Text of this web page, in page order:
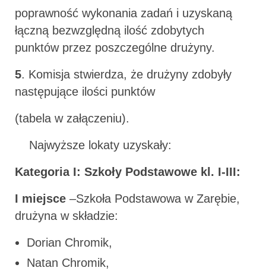
poprawność wykonania zadań i uzyskaną
łączną bezwzględną ilość zdobytych
punktów przez poszczególne drużyny.
5. Komisja stwierdza, że drużyny zdobyły
następujące ilości punktów
(tabela w załączeniu).
Najwyższe lokaty uzyskały:
Kategoria I: Szkoły Podstawowe kl. I-III:
I miejsce –Szkoła Podstawowa w Zarębie,
drużyna w składzie:
Dorian Chromik,
Natan Chromik,